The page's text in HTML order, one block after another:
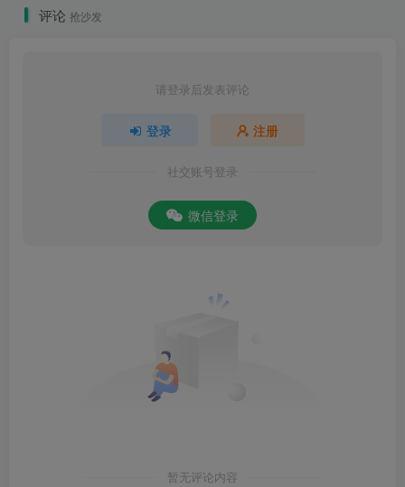
评论 抢沙发
请登录后发表评论
登录 注册
社交账号登录
微信登录
暂无评论内容